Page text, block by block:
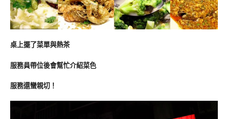
桌上擺了菜單與熱茶
服務員帶位後會幫忙介紹菜色
服務還蠻親切！